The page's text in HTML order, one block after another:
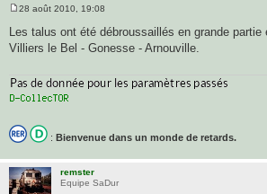
s
e
28 août 2010, 19:08
Les talus ont été débroussaillés en grande
Villiers le Bel - Gonesse - Arnouville.
: Bienvenue dans un monde de retards.
remster
Equipe SaDur